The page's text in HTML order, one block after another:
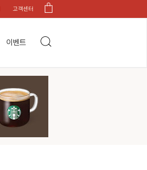
고객센터
이벤트